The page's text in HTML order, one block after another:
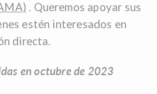
. Queremos apoyar sus
estén interesados ​​en
directa.
en octubre de 2023